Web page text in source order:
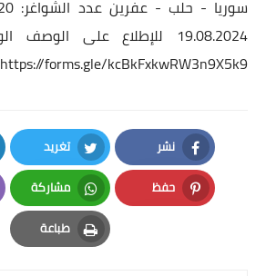
19.08.2024 للإطلاع على الوصف الوظيفي و التقديم:
https://forms.gle/kcBkFxkwRW3n9X5k9
نشر
Facebook
تغريد
Twitter
حفظ
Pinterest
مشاركة
Whatsapp
طباعة
Print